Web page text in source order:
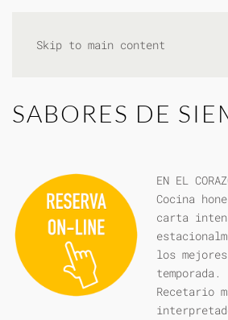
Skip to main content
SABORES DE
EN EL
Cocina
carta
los
temporada.
Recetario